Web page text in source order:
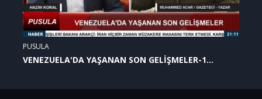
PUSULA
VENEZUELA'DA YAŞANAN SON GELİŞMELER-1